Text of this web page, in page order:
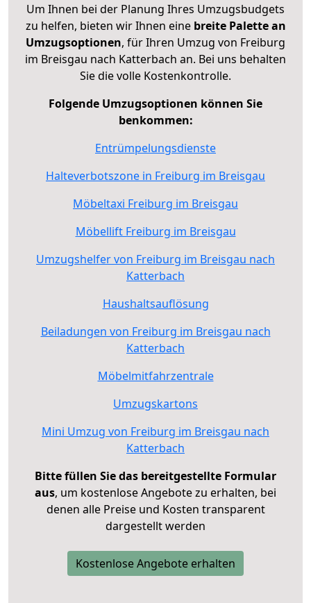
Um Ihnen bei der Planung Ihres Umzugsbudgets
zu helfen, bieten wir Ihnen eine breite Palette an
Umzugsoptionen, für Ihren Umzug von Freiburg
im Breisgau nach Katterbach an. Bei uns behalten
Sie die volle Kostenkontrolle.
Folgende Umzugsoptionen können Sie
benkommen:
Entrümpelungsdienste
Halteverbotszone in Freiburg im Breisgau
Möbeltaxi Freiburg im Breisgau
Möbellift Freiburg im Breisgau
Umzugshelfer von Freiburg im Breisgau nach
Katterbach
Haushaltsauflösung
Beiladungen von Freiburg im Breisgau nach
Katterbach
Möbelmitfahrzentrale
Umzugskartons
Mini Umzug von Freiburg im Breisgau nach
Katterbach
Bitte füllen Sie das bereitgestellte Formular
aus, um kostenlose Angebote zu erhalten, bei
denen alle Preise und Kosten transparent
dargestellt werden
Kostenlose Angebote erhalten